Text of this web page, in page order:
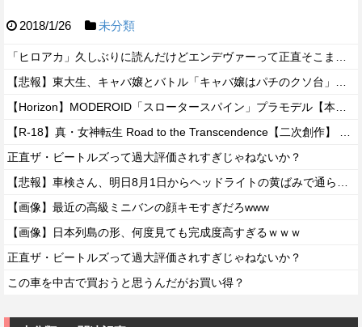
2018/1/26 未分類
正直ザ・ビートルズって過大評価されすぎじゃねないか？
【画像】最近の高級ミニバンの顔キモすぎだろwww
【画像】日本列島の形、何度見ても完成度高すぎるｗｗｗ
正直ザ・ビートルズって過大評価されすぎじゃねないか？
この車を中古で買おうと思うんだがお買い得？